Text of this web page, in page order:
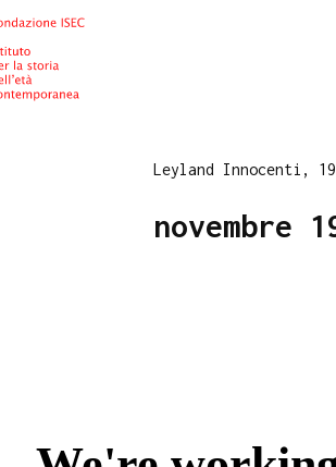
Leyland Innocenti,
novembre